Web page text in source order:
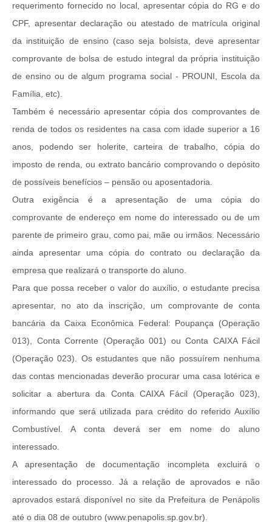
requerimento fornecido no local, apresentar cópia do RG e do
CPF, apresentar declaração ou atestado de matrícula original
da instituição de ensino (caso seja bolsista, deve apresentar
comprovante de bolsa de estudo integral da própria instituição
de ensino ou de algum programa social - PROUNI, Escola da
Família, etc).
Também é necessário apresentar cópia dos comprovantes de
renda de todos os residentes na casa com idade superior a 16
anos, podendo ser holerite, carteira de trabalho, cópia do
imposto de renda, ou extrato bancário comprovando o depósito
de possíveis benefícios – pensão ou aposentadoria.
Outra exigência é a apresentação de uma cópia do
comprovante de endereço em nome do interessado ou de um
parente de primeiro grau, como pai, mãe ou irmãos. Necessário
ainda apresentar uma cópia do contrato ou declaração da
empresa que realizará o transporte do aluno.
Para que possa receber o valor do auxílio, o estudante precisa
apresentar, no ato da inscrição, um comprovante de conta
bancária da Caixa Econômica Federal: Poupança (Operação
013), Conta Corrente (Operação 001) ou Conta CAIXA Fácil
(Operação 023). Os estudantes que não possuírem nenhuma
das contas mencionadas deverão procurar uma casa lotérica e
solicitar a abertura da Conta CAIXA Fácil (Operação 023),
informando que será utilizada para crédito do referido Auxílio
Combustível. A conta deverá ser em nome do aluno
interessado.
A apresentação de documentação incompleta excluirá o
interessado do processo. Já a relação de aprovados e não
aprovados estará disponível no site da Prefeitura de Penápolis
até o dia 08 de outubro (www.penapolis.sp.gov.br).